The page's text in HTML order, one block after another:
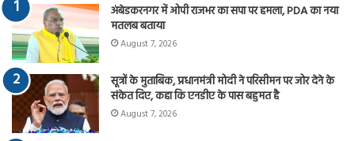
अंबेडकरनगर में ओपी राजभर का सपा पर हमला, PDA का नया
मतलब बताया
August 7, 2026
सूत्रों के मुताबिक, प्रधानमंत्री मोदी ने परिसीमन पर जोर देने के
संकेत दिए, कहा कि एनडीए के पास बहुमत है
August 7, 2026